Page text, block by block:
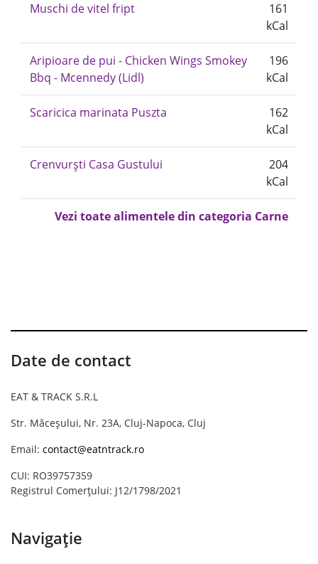
Muschi de vitel fript
161
kCal
Aripioare de pui - Chicken Wings Smokey
Bbq - Mcennedy (Lidl)
196
kCal
Scaricica marinata Puszta
162
kCal
Crenvurști Casa Gustului
204
kCal
Vezi toate alimentele din categoria Carne
Date de contact
EAT & TRACK S.R.L
Str. Măceșului, Nr. 23A, Cluj-Napoca, Cluj
Email: contact@eatntrack.ro
CUI: RO39757359
Registrul Comerțului: J12/1798/2021
Navigație